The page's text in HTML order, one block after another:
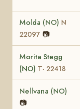
Molda (NO) N
22097 📷
Morita Stegg
(NO) T- 22418
Nellvana (NO)
📷